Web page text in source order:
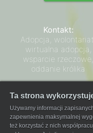
Kontakt:
Adopcja,
wirtualna adopcja,
wsparcie rzeczowe,
oddanie królika
Regulamin płatności
FaniPay
Ta strona
Używamy informacji
zapewnienia maksymalnej
też korzystać z nich